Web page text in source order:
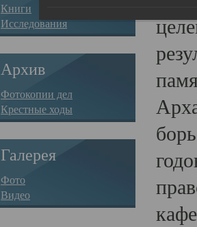
Книги
Исследования
Архив
Фотокопии дел
Крестные ходы
Галерея
Фото
Видео